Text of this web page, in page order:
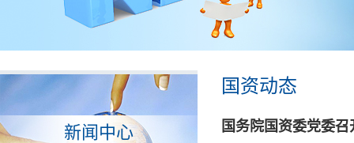
新闻中心
国资动态
国务院国资委党委